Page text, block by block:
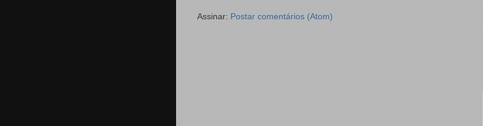
Assinar: Postar comentários (Atom)